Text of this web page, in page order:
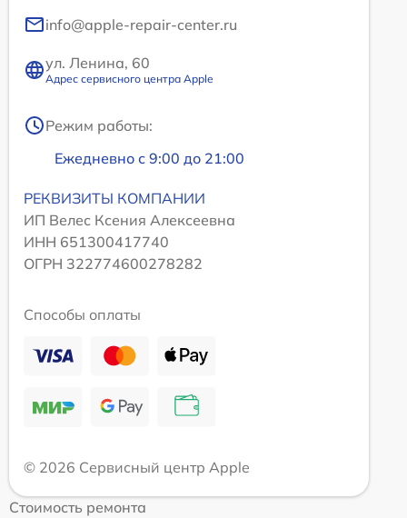
info@apple-repair-center.ru
ул. Ленина, 60
Адрес сервисного центра Apple
Режим работы:
Ежедневно с 9:00 до 21:00
РЕКВИЗИТЫ КОМПАНИИ
ИП Велес Ксения Алексеевна
ИНН 651300417740
ОГРН 322774600278282
Способы оплаты
© 2026 Сервисный центр Apple
Стоимость ремонта